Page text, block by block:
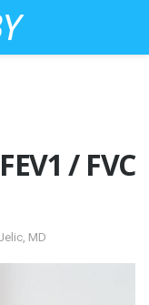
/ FVC
MD